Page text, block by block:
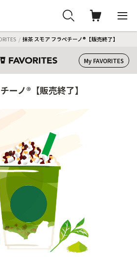
抹茶 スモア フラペチーノ®【販売終了】
My FAVORITES
ーノ®【販売終了】